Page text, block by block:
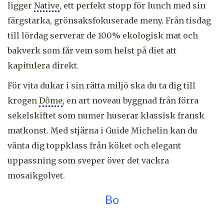
ligger Native, ett perfekt stopp för lunch med sin
färgstarka, grönsaksfokuserade meny. Från tisdag
till lördag serverar de 100% ekologisk mat och
bakverk som får vem som helst på diet att
kapitulera direkt.
För vita dukar i sin rätta miljö ska du ta dig till
krogen Dôme, en art noveau byggnad från förra
sekelskiftet som numer huserar klassisk fransk
matkonst. Med stjärna i Guide Michelin kan du
vänta dig toppklass från köket och elegant
uppassning som sveper över det vackra
mosaikgolvet.
Bo